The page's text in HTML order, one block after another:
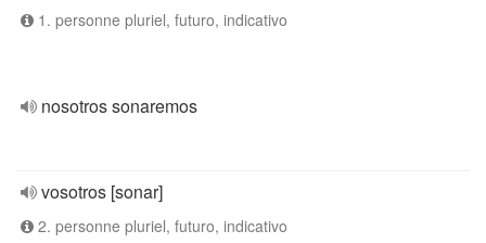
1. personne pluriel, futuro, indicativo
nosotros sonaremos
vosotros [sonar]
2. personne pluriel, futuro, indicativo